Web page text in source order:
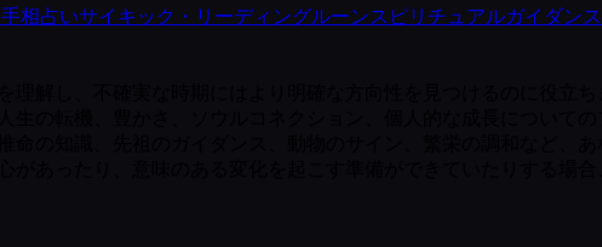
手相占いサイキック・リーディングルーンスピリチュアルガイダンス